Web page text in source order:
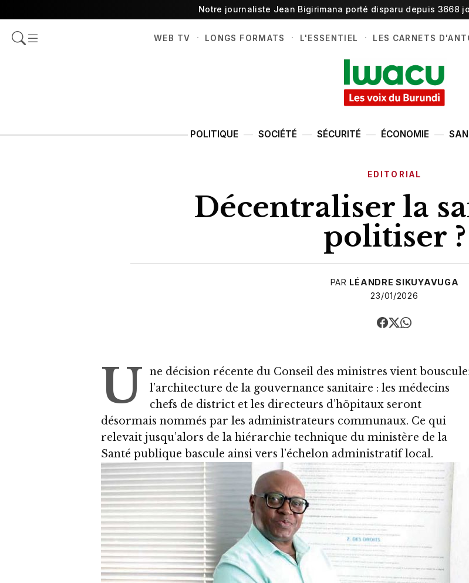
Notre journaliste Jean Bigirimana porté disparu depuis 3668
WEB TV · LONGS FORMATS · L'ESSENTIEL · LES CARNETS
POLITIQUE SOCIÉTÉ SÉCURITÉ ÉCONOMIE
EDITORIAL
Décentraliser la
politiser ?
PAR LÉANDRE SIKUYAVUGA
23/01/2026
U ne décision récente du Conseil des ministres vient
l’architecture de la gouvernance sanitaire : les médecins
chefs de district et les directeurs d’hôpitaux seront
désormais nommés par les administrateurs communaux. Ce qui
relevait jusqu’alors de la hiérarchie technique du ministère de la
Santé publique bascule ainsi vers l’échelon administratif local.